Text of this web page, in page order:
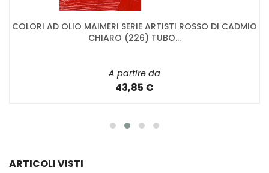
COLORI AD OLIO MAIMERI SERIE ARTISTI ROSSO DI CADMIO
CHIARO (226) TUBO...
A partire da
43,85 €
ARTICOLI VISTI